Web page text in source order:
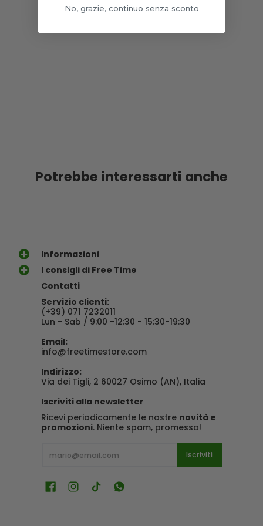
Potrebbe interessarti anche
Informazioni
I consigli di Free Time
Contatti
Servizio clienti:
(+39) 071 7232011
Lun - Sab / 9:00 -12:30 - 15:30-19:30
Email:
info@freetimestore.com
Indirizzo:
Via dei Tigli, 2 60027 Osimo (AN), Italia
Iscriviti alla newsletter
Ricevi periodicamente le nostre novità e
promozioni. Niente spam, promesso!
Iscriviti
No, grazie, continuo senza sconto